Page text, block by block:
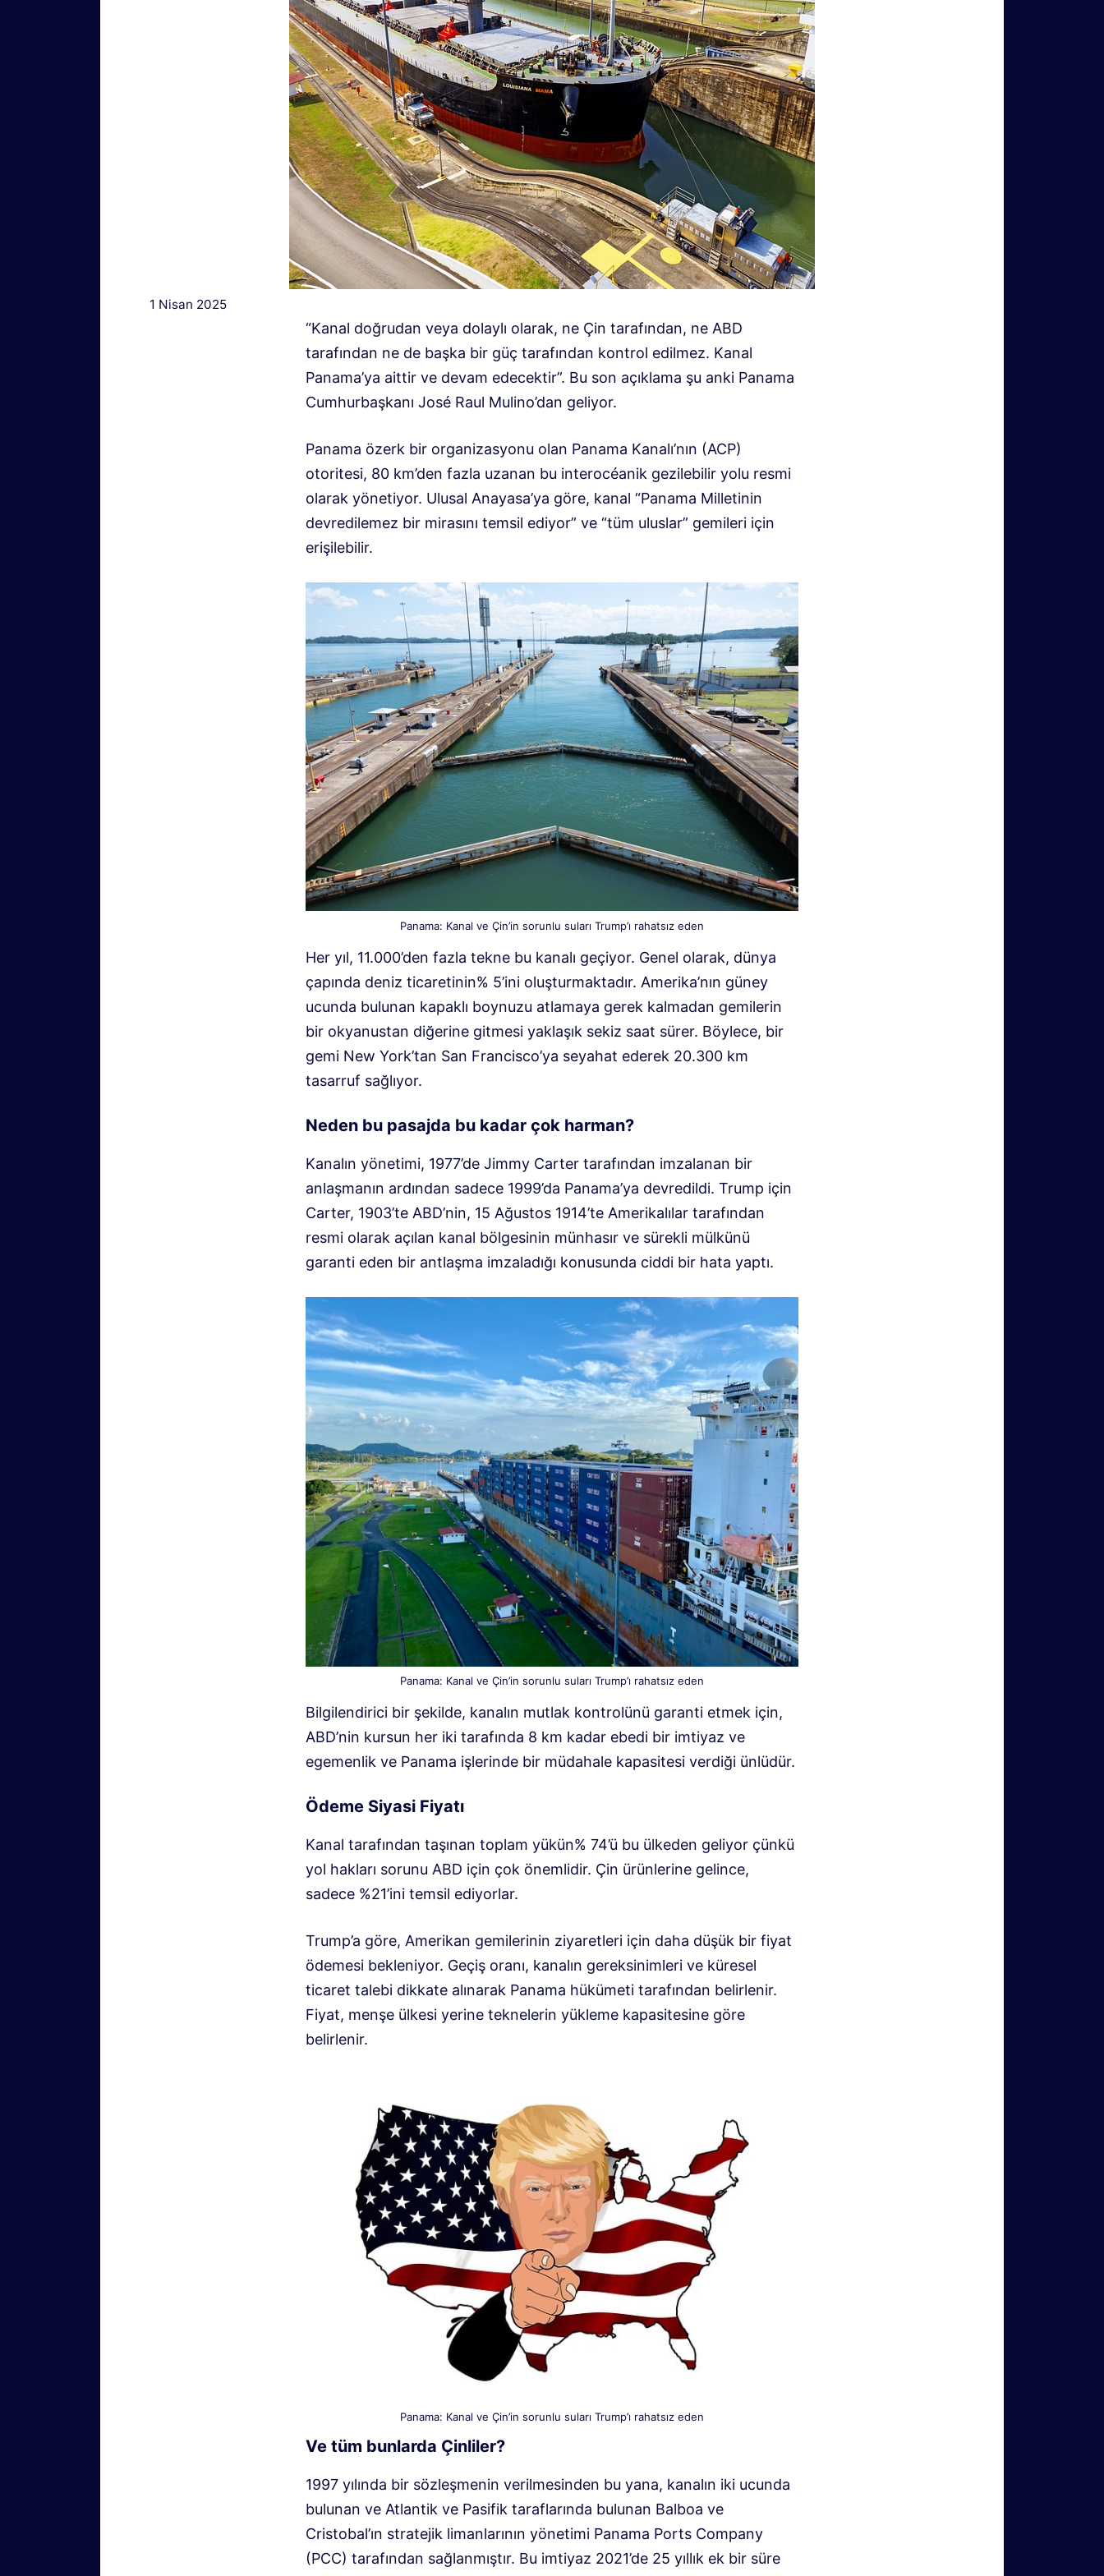
1 Nisan 2025
“Kanal doğrudan veya dolaylı olarak, ne Çin tarafından, ne ABD
tarafından ne de başka bir güç tarafından kontrol edilmez. Kanal
Panama’ya aittir ve devam edecektir”. Bu son açıklama şu anki Panama
Cumhurbaşkanı José Raul Mulino’dan geliyor.
Panama özerk bir organizasyonu olan Panama Kanalı’nın (ACP)
otoritesi, 80 km’den fazla uzanan bu interocéanik gezilebilir yolu resmi
olarak yönetiyor. Ulusal Anayasa’ya göre, kanal “Panama Milletinin
devredilemez bir mirasını temsil ediyor” ve “tüm uluslar” gemileri için
erişilebilir.
Panama: Kanal ve Çin’in sorunlu suları Trump’ı rahatsız eden
Her yıl, 11.000’den fazla tekne bu kanalı geçiyor. Genel olarak, dünya
çapında deniz ticaretinin% 5’ini oluşturmaktadır. Amerika’nın güney
ucunda bulunan kapaklı boynuzu atlamaya gerek kalmadan gemilerin
bir okyanustan diğerine gitmesi yaklaşık sekiz saat sürer. Böylece, bir
gemi New York’tan San Francisco’ya seyahat ederek 20.300 km
tasarruf sağlıyor.
Neden bu pasajda bu kadar çok harman?
Kanalın yönetimi, 1977’de Jimmy Carter tarafından imzalanan bir
anlaşmanın ardından sadece 1999’da Panama’ya devredildi. Trump için
Carter, 1903’te ABD’nin, 15 Ağustos 1914’te Amerikalılar tarafından
resmi olarak açılan kanal bölgesinin münhasır ve sürekli mülkünü
garanti eden bir antlaşma imzaladığı konusunda ciddi bir hata yaptı.
Panama: Kanal ve Çin’in sorunlu suları Trump’ı rahatsız eden
Bilgilendirici bir şekilde, kanalın mutlak kontrolünü garanti etmek için,
ABD’nin kursun her iki tarafında 8 km kadar ebedi bir imtiyaz ve
egemenlik ve Panama işlerinde bir müdahale kapasitesi verdiği ünlüdür.
Ödeme Siyasi Fiyatı
Kanal tarafından taşınan toplam yükün% 74’ü bu ülkeden geliyor çünkü
yol hakları sorunu ABD için çok önemlidir. Çin ürünlerine gelince,
sadece %21’ini temsil ediyorlar.
Trump’a göre, Amerikan gemilerinin ziyaretleri için daha düşük bir fiyat
ödemesi bekleniyor. Geçiş oranı, kanalın gereksinimleri ve küresel
ticaret talebi dikkate alınarak Panama hükümeti tarafından belirlenir.
Fiyat, menşe ülkesi yerine teknelerin yükleme kapasitesine göre
belirlenir.
Panama: Kanal ve Çin’in sorunlu suları Trump’ı rahatsız eden
Ve tüm bunlarda Çinliler?
1997 yılında bir sözleşmenin verilmesinden bu yana, kanalın iki ucunda
bulunan ve Atlantik ve Pasifik taraflarında bulunan Balboa ve
Cristobal’ın stratejik limanlarının yönetimi Panama Ports Company
(PCC) tarafından sağlanmıştır. Bu imtiyaz 2021’de 25 yıllık ek bir süre